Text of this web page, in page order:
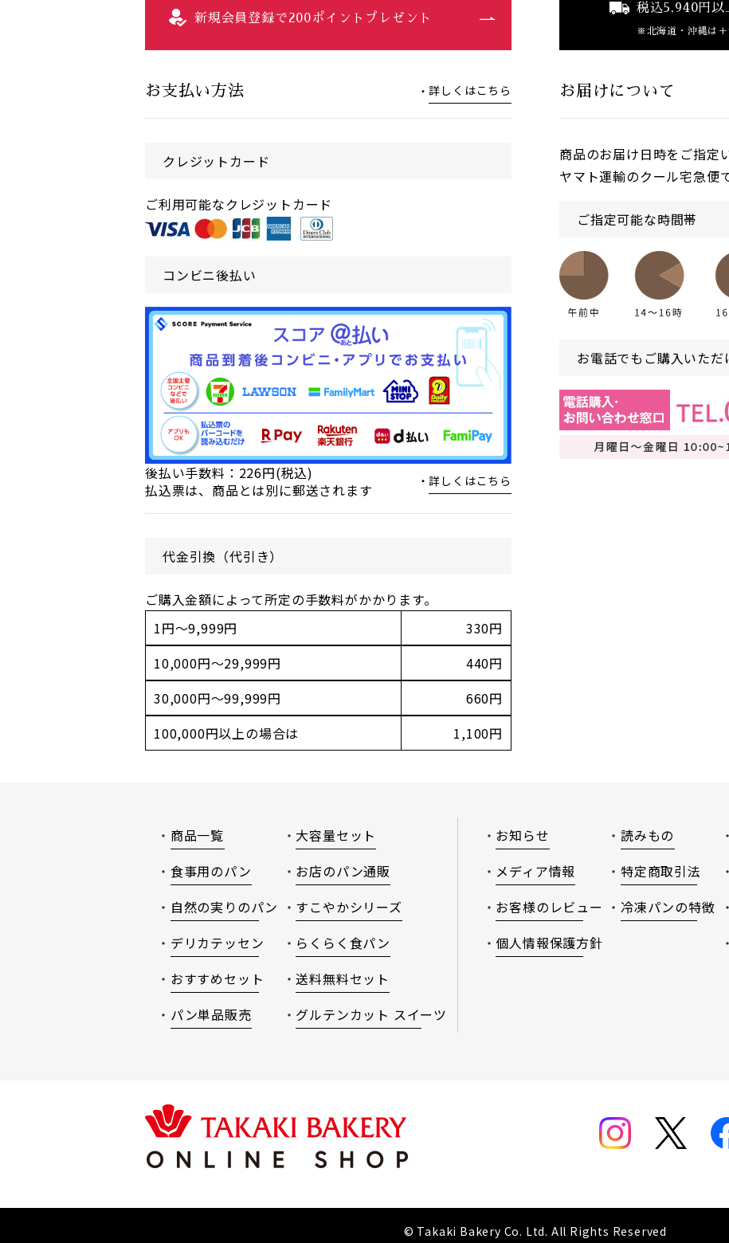
新規会員登録で200ポイントプレゼント
税込5,940円以
北海道・沖縄は
お支払い方法 詳しくはこちら お届けについて
クレジットカード
ご利用可能なクレジットカード
商品のお届け日時をご指定
ヤマト運輸のクール宅急便
ご指定可能な時間帯
お電話でもご購入いただ
コンビニ後払い
後払い手数料：226円(税込)
払込票は、商品とは別に郵送されます
詳しくはこちら
代金引換（代引き）
ご購入金額によって所定の手数料がかかります。
1円～9,999円
330円
10,000円～29,999円
440円
30,000円～99,999円
660円
100,000円以上の場合は
1,100円
商品一覧
食事用のパン
自然の実りのパン
デリカテッセン
おすすめセット
パン単品販売
大容量セット
お店のパン通販
すこやかシリーズ
らくらく食パン
送料無料セット
グルテンカット スイーツ
お知らせ
メディア情報
お客様のレビュー
個人情報保護方針
読みもの
特定商取引法
冷凍パンの特徴
© Takaki Bakery Co. Ltd. All Rights Reserved